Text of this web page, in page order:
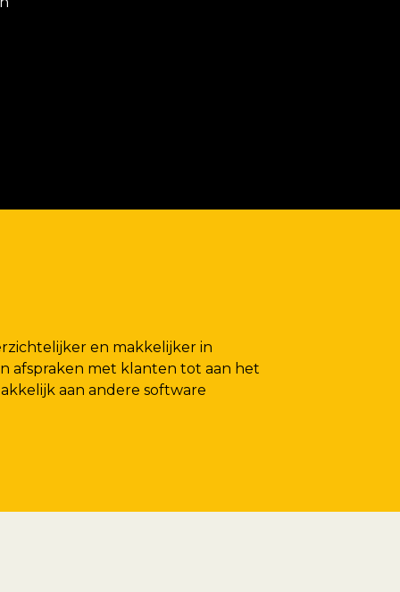
en makkelijker in
afspraken met klanten tot aan het
aan andere software